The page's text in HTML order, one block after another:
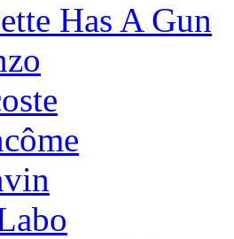
Has A Gun